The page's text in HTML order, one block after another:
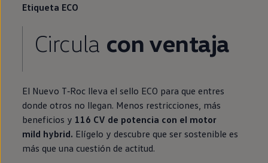
Etiqueta ECO
Circula con ventaja
El Nuevo T‑Roc lleva el sello ECO para que entres
donde otros no llegan. Menos restricciones, más
beneficios y 116 CV de potencia con el motor
mild hybrid. Elígelo y descubre que ser sostenible es
más que una cuestión de actitud.